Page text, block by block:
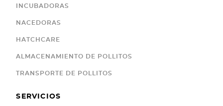
INCUBADORAS
NACEDORAS
HATCHCARE
ALMACENAMIENTO DE POLLITOS
TRANSPORTE DE POLLITOS
SERVICIOS